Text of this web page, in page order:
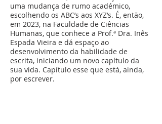
uma mudança de rumo académico,
escolhendo os ABC’s aos XYZ’s. É, então,
em 2023, na Faculdade de Ciências
Humanas, que conhece a Prof.ª Dra. Inês
Espada Vieira e dá espaço ao
desenvolvimento da habilidade de
escrita, iniciando um novo capítulo da
sua vida. Capítulo esse que está, ainda,
por escrever.